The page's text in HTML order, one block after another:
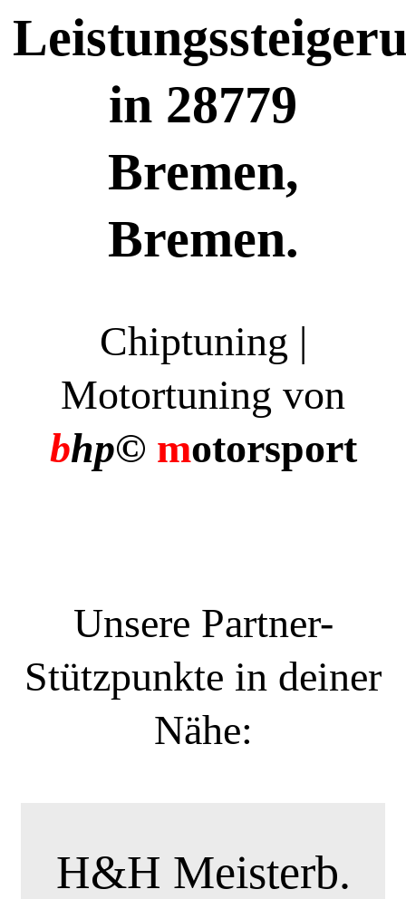
in 28779
Bremen,
Bremen.
Chiptuning |
Motortuning von
bhp© motorsport
Unsere Partner-
Stützpunkte in deiner
Nähe:
H&H Meisterb.